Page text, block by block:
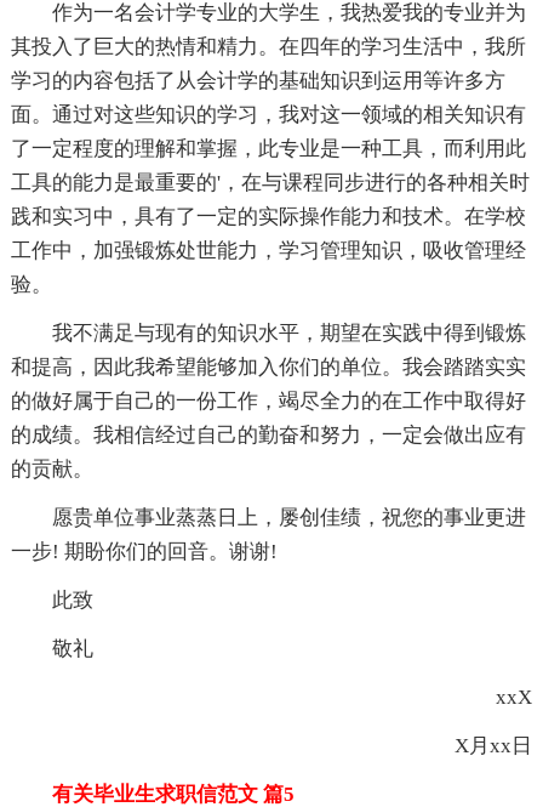
作为一名会计学专业的大学生，我热爱我的专业并为
其投入了巨大的热情和精力。在四年的学习生活中，我所
学习的内容包括了从会计学的基础知识到运用等许多方
面。通过对这些知识的学习，我对这一领域的相关知识有
了一定程度的理解和掌握，此专业是一种工具，而利用此
工具的能力是最重要的'，在与课程同步进行的各种相关时
践和实习中，具有了一定的实际操作能力和技术。在学校
工作中，加强锻炼处世能力，学习管理知识，吸收管理经
验。
我不满足与现有的知识水平，期望在实践中得到锻炼
和提高，因此我希望能够加入你们的单位。我会踏踏实实
的做好属于自己的一份工作，竭尽全力的在工作中取得好
的成绩。我相信经过自己的勤奋和努力，一定会做出应有
的贡献。
愿贵单位事业蒸蒸日上，屡创佳绩，祝您的事业更进
一步! 期盼你们的回音。谢谢!
此致
敬礼
xxX
X月xx日
有关毕业生求职信范文 篇5